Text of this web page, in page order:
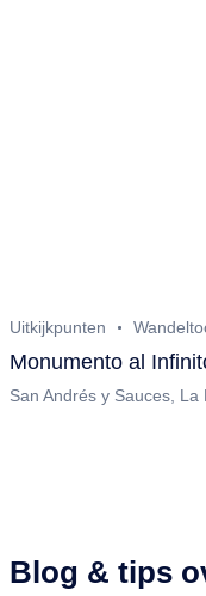
Uitkijkpunten
Monumento al
San Andrés y Sauces, La
Blog & tips